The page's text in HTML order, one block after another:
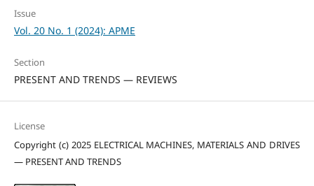
Issue
Vol. 20 No. 1 (2024): APME
Section
PRESENT AND TRENDS — REVIEWS
License
Copyright (c) 2025 ELECTRICAL MACHINES, MATERIALS AND DRIVES
— PRESENT AND TRENDS